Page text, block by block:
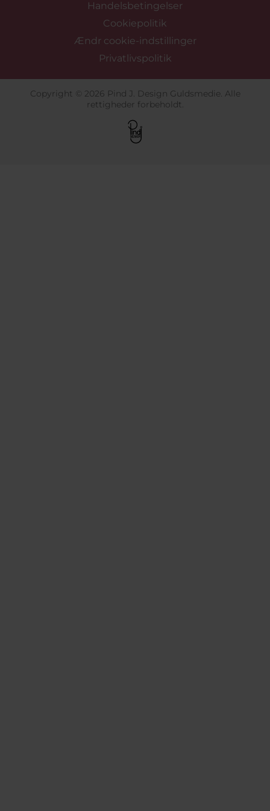
Handelsbetingelser
Cookiepolitik
Ændr cookie-indstillinger
Privatlivspolitik
Copyright © 2026 Pind J. Design Guldsmedie. Alle
rettigheder forbeholdt.